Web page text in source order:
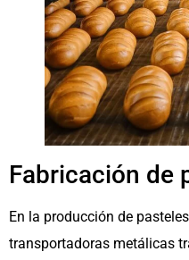
Fabricación de
En la producción de
transportadoras metálicas